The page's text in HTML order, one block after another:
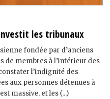
les tribunaux
fondée par d’anciens
de membres à l’intérieur des
l’indignité des
aux personnes détenues à
massive, et les (...)